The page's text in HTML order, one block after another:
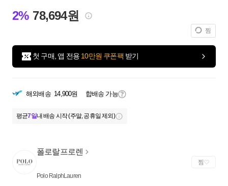
2% 78,694원
찜
첫 구매, 앱 전용 10만원 쿠폰팩 받기
해외배송 14,900원 합배송 가능
평균7일내 배송 시작 (주말, 공휴일 제외)
폴로랄프로렌
Polo RalphLauren
찜